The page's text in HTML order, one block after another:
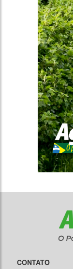
CONTATO